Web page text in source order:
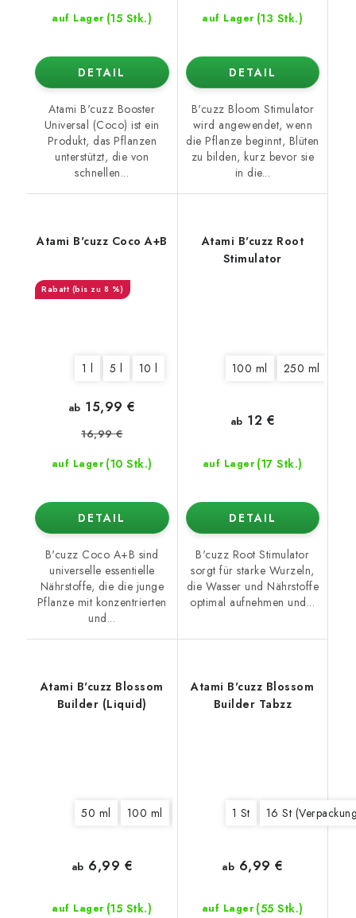
auf Lager (15 Stk.)
DETAIL
Atami B'cuzz Booster
Universal (Coco) ist ein
Produkt, das Pflanzen
unterstützt, die von
schnellen...
auf Lager (13 Stk.)
DETAIL
B'cuzz Bloom Stimulator
wird angewendet, wenn
die Pflanze beginnt, Blüten
zu bilden, kurz bevor sie
in die...
Atami B'cuzz Coco A+B
(bis zu 8 %)
1 l 5 l 10 l
auf Lager (10 Stk.)
ab 15,99 €
16,99 €
DETAIL
B'cuzz Coco A+B sind
universelle essentielle
Nährstoffe, die die junge
Pflanze mit konzentrierten
und...
Atami B'cuzz Root
Stimulator
100 ml 250 ml
auf Lager (17 Stk.)
ab 12 €
DETAIL
B'cuzz Root Stimulator
sorgt für starke Wurzeln,
die Wasser und Nährstoffe
optimal aufnehmen und...
Atami B'cuzz Blossom
Builder (Liquid)
50 ml 100 ml 1 l 5 l
auf Lager (15 Stk.)
ab 6,99 €
Atami B'cuzz Blossom
Builder Tabzz
1 St 16 St
auf Lager (55 Stk.)
ab 6,99 €